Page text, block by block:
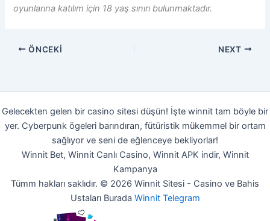
oyunlarına katılım için 18 yaş sınırı bulunmaktadır.
ÖNCEKI NEXT
Gelecekten gelen bir casino sitesi düşün! İşte winnit tam böyle bir
yer. Cyberpunk ögeleri barındıran, fütüristik mükemmel bir ortam
sağlıyor ve seni de eğlenceye bekliyorlar!
Winnit Bet, Winnit Canlı Casino, Winnit APK indir, Winnit
Kampanya
Tümm hakları saklıdır. © 2026 Winnit Sitesi - Casino ve Bahis
Ustaları Burada Winnit Telegram